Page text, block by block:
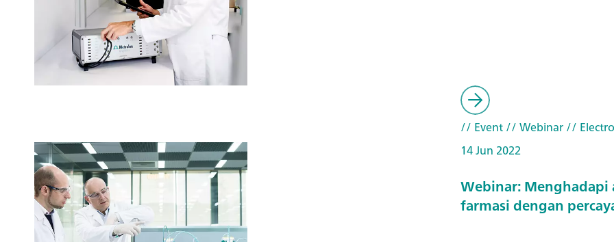
// Event// Webinar//
14 Jun 2022
Webinar:
farmasi dengan